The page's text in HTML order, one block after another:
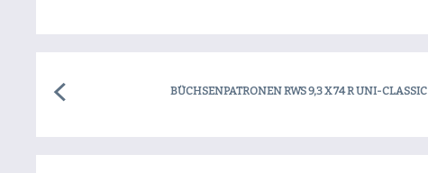
BÜCHSENPATRONEN RWS 9,3 X 74 R UNI-CLASSIC